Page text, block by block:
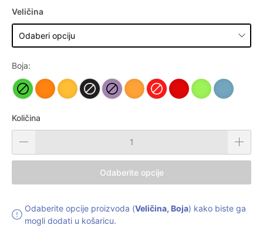
Veličina
Boja:
Količina
Odaberite opcije
Odaberite opcije proizvoda (Veličina, Boja) kako biste ga
mogli dodati u košaricu.